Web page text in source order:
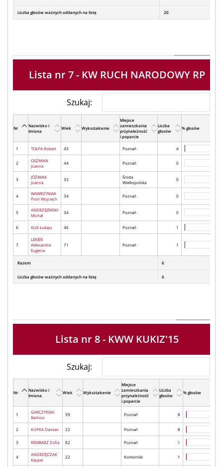
Liczba głosów ważnych oddanych na listę 20
Lista nr 7 - KW RUCH NARODOWY RP
Szukaj:
Nr
Nazwisko i
Imiona
Wiek Wykształcenie
Miejsce
zamieszkania
przynależność
i poparcie
Liczba
głosów
% głosów
1 TOŁPA Robert 43 Poznań 4
2
OSZMIAN
Joanna
44 Poznań 0
3
JÓŹWIAK
Joanna
33
Środa
Wielkopolska
0
4
WAWRZYNIAK
Piotr Wojciech
34 Poznań 0
5
ANDRZEJEWSKI
Michał
34 Poznań 0
6 KUK Łukasz 46 Poznań 1
7
LEKIER
Aleksandra
Eugenia
71 Poznań 1
Razem 6
Liczba głosów ważnych oddanych na listę 6
Lista nr 8 - KWW KUKIZ'15
Szukaj:
Nr
Nazwisko i
Imiona
Wiek Wykształcenie
Miejsce
zamieszkania
przynależność
i poparcie
Liczba
głosów
% głosów
1
GARCZYŃSKI
Bartosz
39 Poznań 8
2 KUPKA Damian 22 Poznań 8
3 REMBARZ Zofia 82 Poznań 1
4
ANDRZEJCZAK
Kacper
22 Komorniki 1